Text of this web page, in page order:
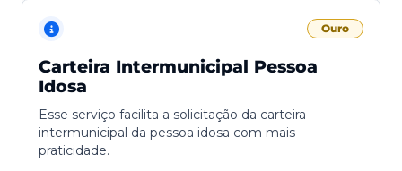
Ouro
Carteira Intermunicipal Pessoa
Idosa
Esse serviço facilita a solicitação da carteira
intermunicipal da pessoa idosa com mais
praticidade.